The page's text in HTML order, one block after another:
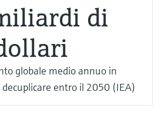
di
globale medio annuo in
entro il 2050 (IEA)